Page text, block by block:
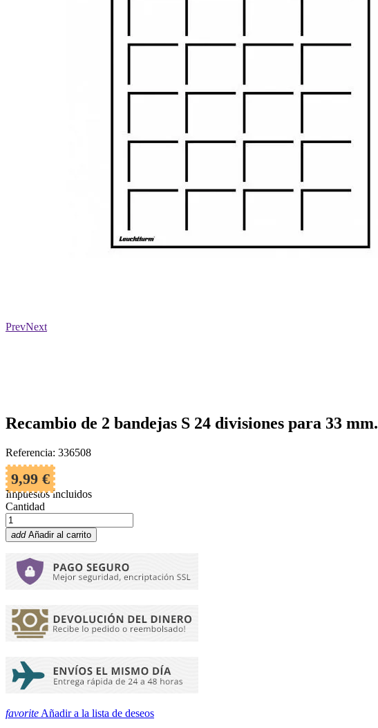
PrevNext
Recambio de 2 bandejas S 24 divisiones para 33 mm.
Referencia: 336508
9,99 €
Impuestos incluidos
Cantidad
add Añadir al carrito
favorite Añadir a la lista de deseos